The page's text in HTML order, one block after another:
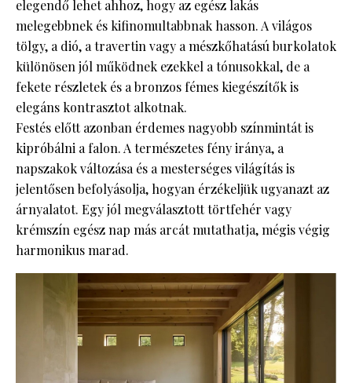
elegendő lehet ahhoz, hogy az egész lakás
melegebbnek és kifinomultabbnak hasson. A világos
tölgy, a dió, a travertin vagy a mészkőhatású burkolatok
különösen jól működnek ezekkel a tónusokkal, de a
fekete részletek és a bronzos fémes kiegészítők is
elegáns kontrasztot alkotnak.
Festés előtt azonban érdemes nagyobb színmintát is
kipróbálni a falon. A természetes fény iránya, a
napszakok változása és a mesterséges világítás is
jelentősen befolyásolja, hogyan érzékeljük ugyanazt az
árnyalatot. Egy jól megválasztott törtfehér vagy
krémszín egész nap más arcát mutathatja, mégis végig
harmonikus marad.